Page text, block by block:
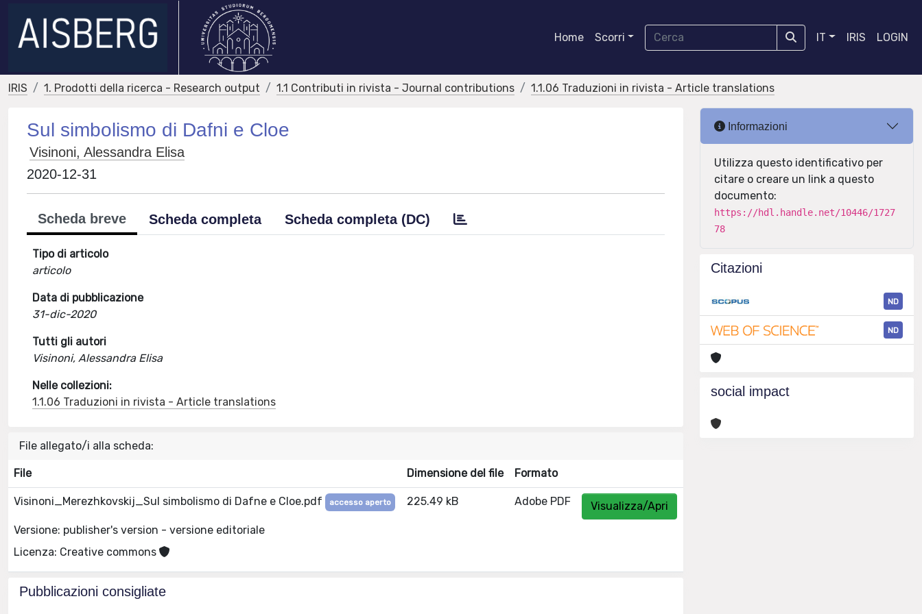
Home Scorri IT IRIS LOGIN
IRIS 1. Prodotti della ricerca - Research output 1.1 Contributi in rivista - Journal contributions 1.1.06 Traduzioni in rivista - Article translations
Sul simbolismo di Dafni e Cloe
Visinoni, Alessandra Elisa
2020-12-31
Scheda breve Scheda completa Scheda completa (DC)
Tipo di articolo
articolo
Data di pubblicazione
31-dic-2020
Tutti gli autori
Visinoni, Alessandra Elisa
Nelle collezioni:
1.1.06 Traduzioni in rivista - Article translations
File allegato/i alla scheda:
File Dimensione del file Formato
Visinoni_Merezhkovskij_Sul simbolismo di Dafne e Cloe.pdf accesso aperto
Versione: publisher's version - versione editoriale
Licenza: Creative commons
225.49 kB Adobe PDF Visualizza/Apri
Pubblicazioni consigliate
Informazioni
Utilizza questo identificativo per
citare o creare un link a questo
documento:
https://hdl.handle.net/10446/1727
78
Citazioni
ND
ND
social impact